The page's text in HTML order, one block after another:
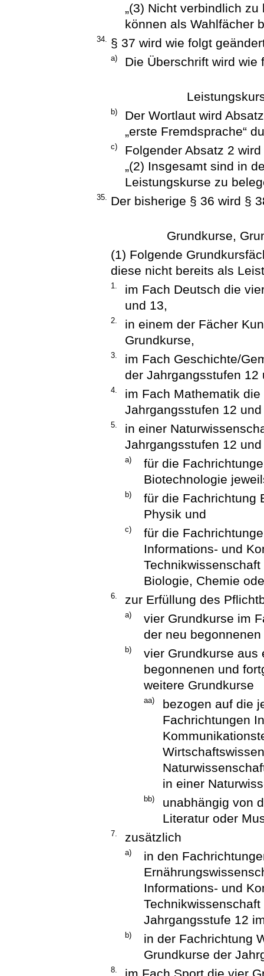
„(3) Nicht verbindlich
können als Wahlfächer
34. § 37 wird wie folgt
a) Die Überschrift wird wie
b)
Der Wortlaut wird
„erste Fremdsprache“
c)
Folgender Absatz 2
„(2) Insgesamt sind in
Leistungskurse zu
35. Der bisherige § 36 wird §
Grundkurse,
(1) Folgende
diese nicht bereits als
1.
im Fach Deutsch die
und 13,
2.
in einem der Fächer
Grundkurse,
3.
im Fach Geschichte/
der Jahrgangsstufen 12
4.
im Fach Mathematik
Jahrgangsstufen 12
5.
in einer
Jahrgangsstufen 12
a)
für die
Biotechnologie
b)
für die Fachrichtung
Physik und
c)
für die
Informations- und
Biologie, Chemie
6. zur Erfüllung des
a)
vier Grundkurse im
der neu
b)
vier Grundkurse aus
begonnenen und
weitere Grundkurse
aa)
bezogen auf die
Fachrichtungen
in einer
bb)
unabhängig von
Literatur oder
7. zusätzlich
a)
in den
Informations- und
Jahrgangsstufe 12
b)
in der Fachrichtung
Grundkurse der
8.
im Fach Sport die vier